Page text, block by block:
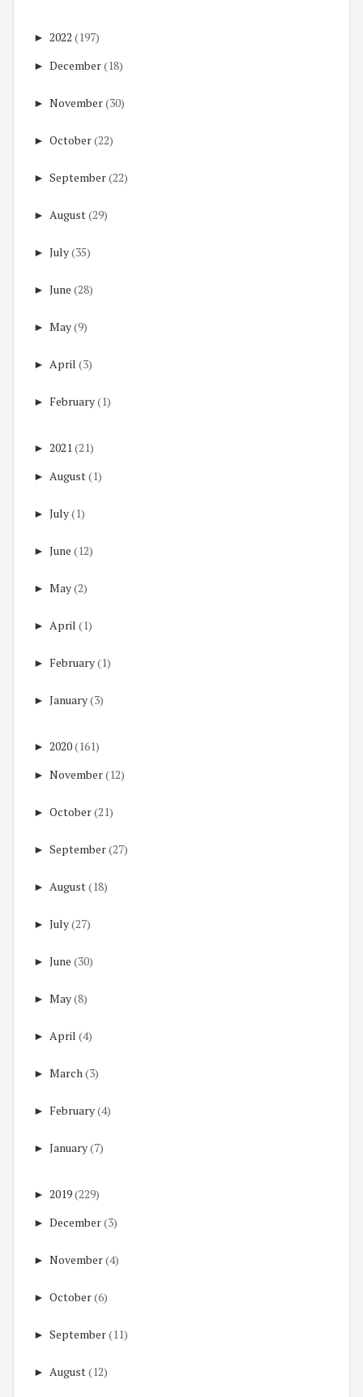
► 2022 (197)
► December(18)
► November(30)
► October(22)
► September(22)
► August(29)
► July(35)
► June (28)
► May(9)
► April (3)
► February(1)
► 2021 (21)
► August(1)
► July(1)
► June (12)
► May(2)
► April (1)
► February(1)
► January(3)
► 2020(161)
► November(12)
► October(21)
► September(27)
► August(18)
► July(27)
► June (30)
► May(8)
► April (4)
► March(3)
► February(4)
► January(7)
► 2019(229)
► December(3)
► November(4)
► October(6)
► September(11)
► August(12)